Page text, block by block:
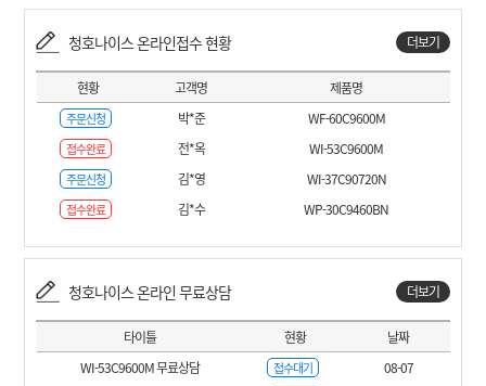
청호나이스 온라인접수 현황 더보기
현황 고객명 제품명
주문신청 박*준 WF-60C9600M
접수완료 전*옥 WI-53C9600M
주문신청 김*영 WI-37C90720N
접수완료 김*수 WP-30C9460BN
청호나이스 온라인 무료상담 더보기
타이틀 현황
날짜
WI-53C9600M 무료상담
접수대기
08-07